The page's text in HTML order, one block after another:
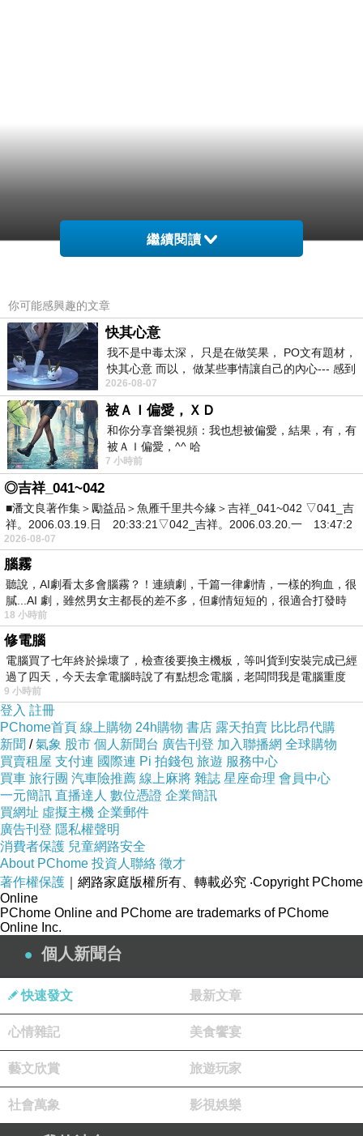
繼續閱讀
你可能感興趣的文章
快其心意
我不是中毒太深， 只是在做笑果， PO文有題材，
快其心意 而以， 做某些事情讓自己的內心--- 感到
愉快。
2026-08-07
被ＡＩ偏愛，ＸＤ
和你分享音樂視頻：我也想被偏愛，結果，有，有
被ＡＩ偏愛，^^ 哈
7 小時前
◎吉祥_041~042
■潘文良著作集＞勵益品＞魚雁千里共今緣＞吉祥_041~042 ▽041_吉
祥。2006.03.19.日 20:33:21▽042_吉祥。2006.03.20.一 13:47:2
2026-08-07
腦霧
聽說，AI劇看太多會腦霧？！連續劇，千篇一律劇情，一樣的狗血，很
膩...AI 劇，雖然男女主都長的差不多，但劇情短短的，很適合打發時
18 小時前
修電腦
電腦買了七年終於操壞了，檢查後要換主機板，等叫貨到安裝完成已經
過了四天，今天去拿電腦時說了有點想念電腦，老闆問我是電腦重度
9 小時前
登入 註冊
PChome首頁 線上購物 24h購物 書店 露天拍賣 比比昂代購
新聞 /氣象 股市 個人新聞台 廣告刊登 加入聯播網 全球購物
買賣租屋 支付連 國際連 Pi 拍錢包 旅遊 服務中心
買車 旅行團 汽車險推薦 線上麻將 雜誌 星座命理 會員中心
一元簡訊 直播達人 數位憑證 企業簡訊
買網址 虛擬主機 企業郵件
廣告刊登 隱私權聲明
消費者保護 兒童網路安全
About PChome 投資人聯絡 徵才
著作權保護 ｜網路家庭版權所有、轉載必究 ‧Copyright PChome
Online
PChome Online and PChome are trademarks of PChome
Online Inc.
個人新聞台
快速發文 最新文章
心情雜記 美食饗宴
藝文欣賞 旅遊玩家
社會萬象 影視娛樂